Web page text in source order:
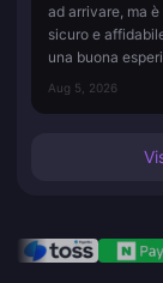
ad arrivare, ma
sicuro e
una buona
Aug 5, 2026